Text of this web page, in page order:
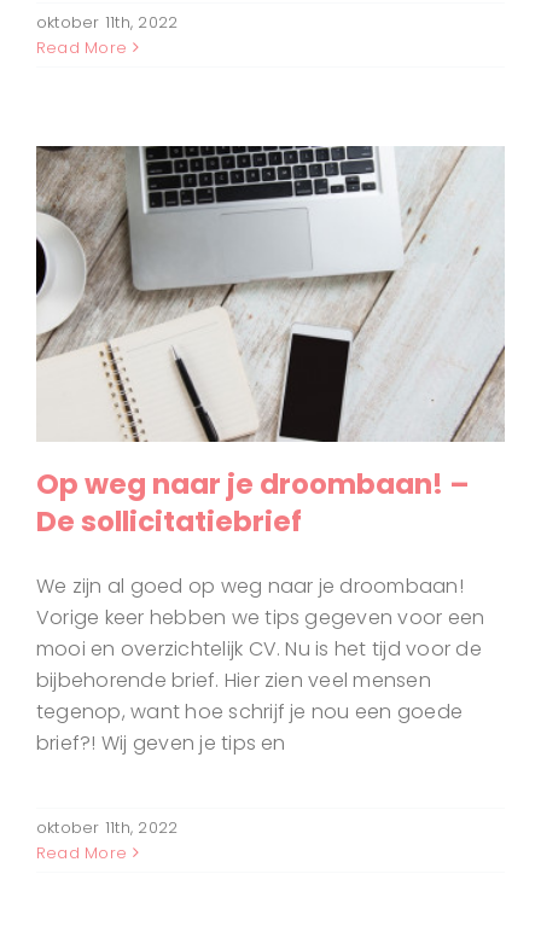
oktober 11th, 2022
Read More
Op weg naar je droombaan! –
De sollicitatiebrief
We zijn al goed op weg naar je droombaan!
Vorige keer hebben we tips gegeven voor een
mooi en overzichtelijk CV. Nu is het tijd voor de
bijbehorende brief. Hier zien veel mensen
tegenop, want hoe schrijf je nou een goede
brief?! Wij geven je tips en
oktober 11th, 2022
Read More